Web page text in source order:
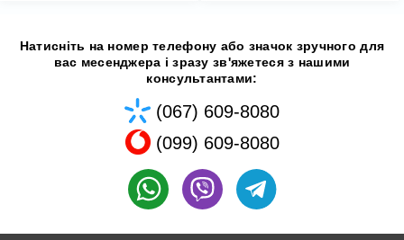
Натисніть на номер телефону або значок зручного для
вас месенджера і зразу зв'яжетеся з нашими
консультантами:
(067) 609-8080
(099) 609-8080